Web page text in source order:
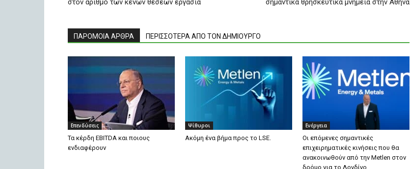
στον αριθμό των κενών θέσεων εργασία
σημαντικά θρησκευτικά μνημεία στην Αθήνα
ΠΑΡΟΜΟΙΑ ΑΡΘΡΑ ΠΕΡΙΣΣΟΤΕΡΑ ΑΠΟ ΤΟΝ ΔΗΜΙΟΥΡΓΟ
Επενδύσεις
Τα κέρδη EBITDA και ποιους
ενδιαφέρουν
Ψίθυροι
Ακόμη ένα βήμα προς το LSE.
Ενέργεια
Οι επόμενες σημαντικές
επιχειρηματικές κινήσεις που θα
ανακοινωθούν από την Metlen στον
δρόμο για το Λονδίνο